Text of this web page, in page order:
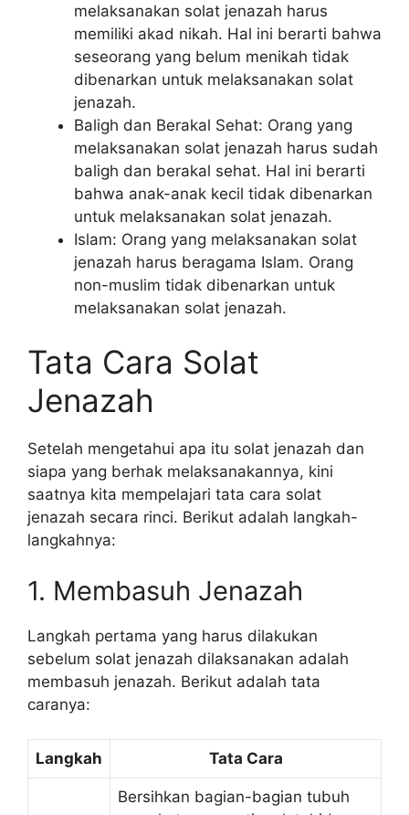
melaksanakan solat jenazah harus
memiliki akad nikah. Hal ini berarti bahwa
seseorang yang belum menikah tidak
dibenarkan untuk melaksanakan solat
jenazah.
Baligh dan Berakal Sehat: Orang yang
melaksanakan solat jenazah harus sudah
baligh dan berakal sehat. Hal ini berarti
bahwa anak-anak kecil tidak dibenarkan
untuk melaksanakan solat jenazah.
Islam: Orang yang melaksanakan solat
jenazah harus beragama Islam. Orang
non-muslim tidak dibenarkan untuk
melaksanakan solat jenazah.
Tata Cara Solat
Jenazah
Setelah mengetahui apa itu solat jenazah dan
siapa yang berhak melaksanakannya, kini
saatnya kita mempelajari tata cara solat
jenazah secara rinci. Berikut adalah langkah-
langkahnya:
1. Membasuh Jenazah
Langkah pertama yang harus dilakukan
sebelum solat jenazah dilaksanakan adalah
membasuh jenazah. Berikut adalah tata
caranya:
Langkah Tata Cara
Bersihkan bagian-bagian tubuh